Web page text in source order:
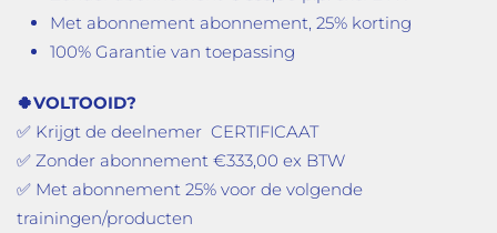
Met abonnement abonnement, 25% korting
100% Garantie van toepassing
🍀VOLTOOID?
✅ Krijgt de deelnemer CERTIFICAAT
✅ Zonder abonnement €333,00 ex BTW
✅ Met abonnement 25% voor de volgende
trainingen/producten